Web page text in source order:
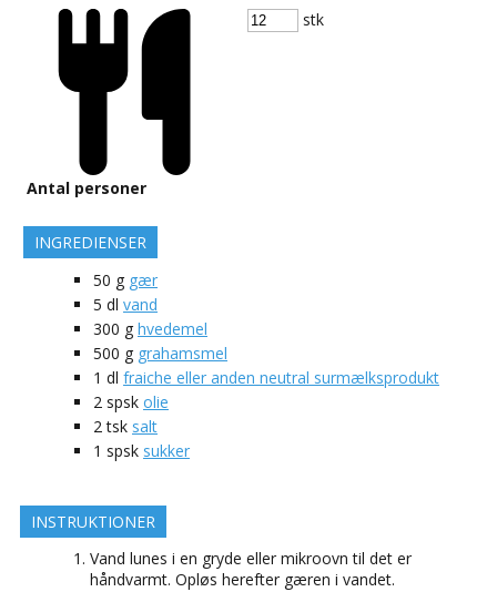
Antal personer
stk
INGREDIENSER
50 g gær
5 dl vand
300 g hvedemel
500 g grahamsmel
1 dl fraiche eller anden neutral surmælksprodukt
2 spsk olie
2 tsk salt
1 spsk sukker
INSTRUKTIONER
Vand lunes i en gryde eller mikroovn til det er
håndvarmt. Opløs herefter gæren i vandet.